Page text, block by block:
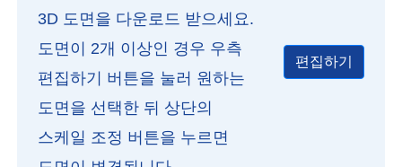
3D 도면을 다운로드 받으세요.
도면이 2개 이상인 경우 우측
편집하기 버튼을 눌러 원하는
도면을 선택한 뒤 상단의
스케일 조정 버튼을 누르면
편집하기